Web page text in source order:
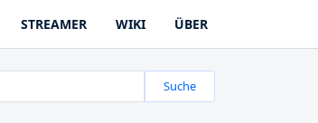
STREAMER WIKI ÜBER
Suche